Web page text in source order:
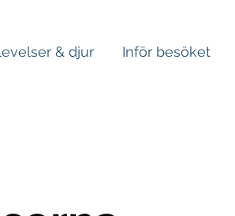
& djur
Inför besöket